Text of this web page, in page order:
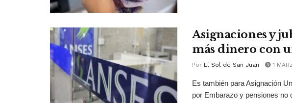
Asignaciones y
más dinero con
Por El Sol de San Juan 1
Es también para Asignación
por Embarazo y pensiones no